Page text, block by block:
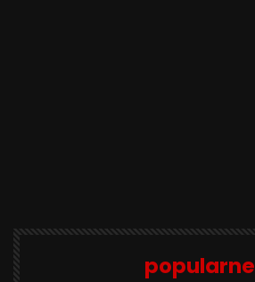
popularne